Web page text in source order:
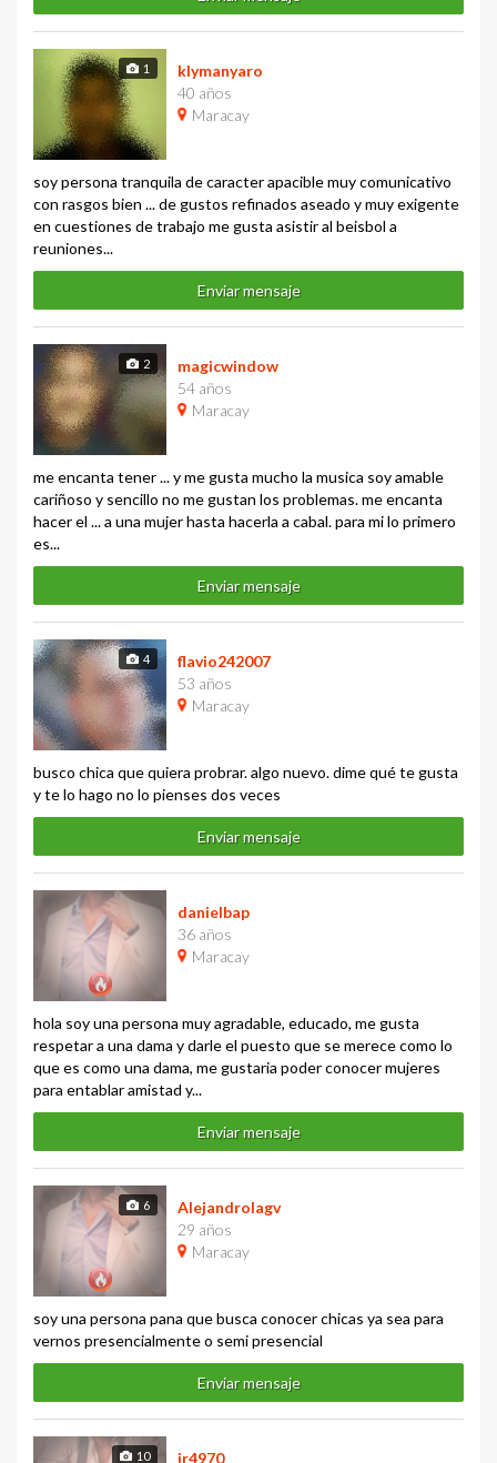
1
klymanyaro
40 años
Maracay
soy persona tranquila de caracter apacible muy comunicativo
con rasgos bien ... de gustos refinados aseado y muy exigente
en cuestiones de trabajo me gusta asistir al beisbol a
reuniones...
Enviar mensaje
2
magicwindow
54 años
Maracay
me encanta tener ... y me gusta mucho la musica soy amable
cariñoso y sencillo no me gustan los problemas. me encanta
hacer el ... a una mujer hasta hacerla a cabal. para mi lo primero
es...
Enviar mensaje
4
flavio242007
53 años
Maracay
busco chica que quiera probrar. algo nuevo. dime qué te gusta
y te lo hago no lo pienses dos veces
Enviar mensaje
danielbap
36 años
Maracay
hola soy una persona muy agradable, educado, me gusta
respetar a una dama y darle el puesto que se merece como lo
que es como una dama, me gustaria poder conocer mujeres
para entablar amistad y...
Enviar mensaje
6
Alejandrolagv
29 años
Maracay
soy una persona pana que busca conocer chicas ya sea para
vernos presencialmente o semi presencial
Enviar mensaje
10
jr4970